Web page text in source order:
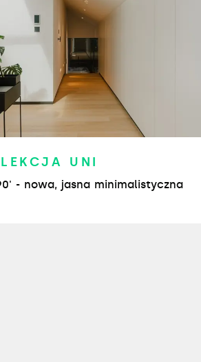
UNI
- nowa, jasna minimalistyczna